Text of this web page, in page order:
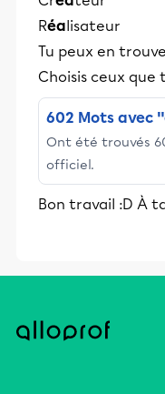
Réalisateur
Tu peux en
Choisis ceux que
602 Mots avec
Ont été trouvés
officiel.
Bon travail :D À